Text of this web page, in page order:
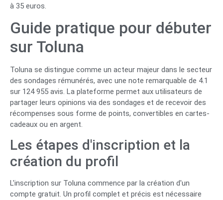
à 35 euros.
Guide pratique pour débuter
sur Toluna
Toluna se distingue comme un acteur majeur dans le secteur
des sondages rémunérés, avec une note remarquable de 4.1
sur 124 955 avis. La plateforme permet aux utilisateurs de
partager leurs opinions via des sondages et de recevoir des
récompenses sous forme de points, convertibles en cartes-
cadeaux ou en argent.
Les étapes d'inscription et la
création du profil
L'inscription sur Toluna commence par la création d'un
compte gratuit. Un profil complet et précis est nécessaire